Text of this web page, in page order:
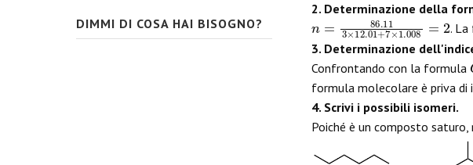
2. Determinazione della
n=86.113×12.01+ 7×1.008=
.
3. Determinazione
Confrontando con la formula
formula molecolare è priva di
4. Scrivi i possibili isomeri.
Poiché è un composto
DIMMI DI COSA HAI BISOGNO?